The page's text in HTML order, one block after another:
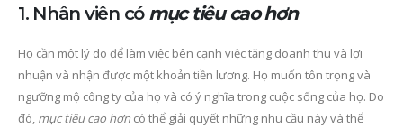
1. Nhân viên có mục tiêu cao hơn
Họ cần một lý do để làm việc bên cạnh việc tăng doanh thu và lợi
nhuận và nhận được một khoản tiền lương. Họ muốn tôn trọng và
ngưỡng mộ công ty của họ và có ý nghĩa trong cuộc sống của họ. Do
đó, mục tiêu cao hơn có thể giải quyết những nhu cầu này và thể